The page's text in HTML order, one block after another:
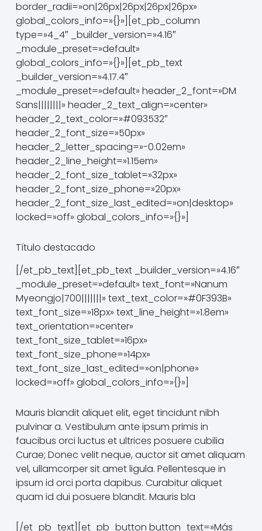
border_radii=»on|26px|26px|26px|26px»
global_colors_info=»{}»][et_pb_column
type=»4_4″ _builder_version=»4.16″
_module_preset=»default»
global_colors_info=»{}»][et_pb_text
_builder_version=»4.17.4″
_module_preset=»default» header_2_font=»DM
Sans||||||||» header_2_text_align=»center»
header_2_text_color=»#093532″
header_2_font_size=»50px»
header_2_letter_spacing=»-0.02em»
header_2_line_height=»1.15em»
header_2_font_size_tablet=»32px»
header_2_font_size_phone=»20px»
header_2_font_size_last_edited=»on|desktop»
locked=»off» global_colors_info=»{}»]
Título destacado
[/et_pb_text][et_pb_text _builder_version=»4.16″
_module_preset=»default» text_font=»Nanum
Myeongjo|700|||||||» text_text_color=»#0F393B»
text_font_size=»18px» text_line_height=»1.8em»
text_orientation=»center»
text_font_size_tablet=»16px»
text_font_size_phone=»14px»
text_font_size_last_edited=»on|phone»
locked=»off» global_colors_info=»{}»]
Mauris blandit aliquet elit, eget tincidunt nibh
pulvinar a. Vestibulum ante ipsum primis in
faucibus orci luctus et ultrices posuere cubilia
Curae; Donec velit neque, auctor sit amet aliquam
vel, ullamcorper sit amet ligula. Pellentesque in
ipsum id orci porta dapibus. Curabitur aliquet
quam id dui posuere blandit. Mauris bla
[/et_pb_text][et_pb_button button_text=»Más